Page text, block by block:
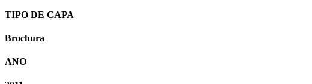
TIPO DE CAPA
Brochura
ANO